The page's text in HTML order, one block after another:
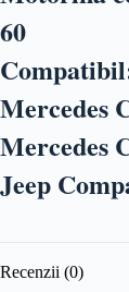
60
Mercedes
Mercedes
Jeep
Recenzii (0)